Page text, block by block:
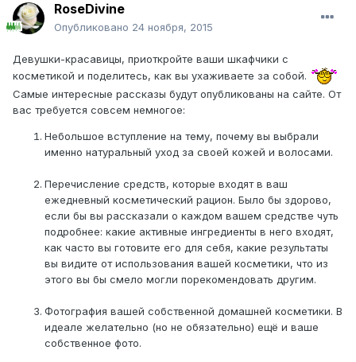
RoseDivine
Опубликовано 24 ноября, 2015
Девушки-красавицы, приоткройте ваши шкафчики с
косметикой и поделитесь, как вы ухаживаете за собой.
Самые интересные рассказы будут опубликованы на сайте. От
вас требуется совсем немногое:
Небольшое вступление на тему, почему вы выбрали
именно натуральный уход за своей кожей и волосами.
Перечисление средств, которые входят в ваш
ежедневный косметический рацион. Было бы здорово,
если бы вы рассказали о каждом вашем средстве чуть
подробнее: какие активные ингредиенты в него входят,
как часто вы готовите его для себя, какие результаты
вы видите от использования вашей косметики, что из
этого вы бы смело могли порекомендовать другим.
Фотография вашей собственной домашней косметики. В
идеале желательно (но не обязательно) ещё и ваше
собственное фото.